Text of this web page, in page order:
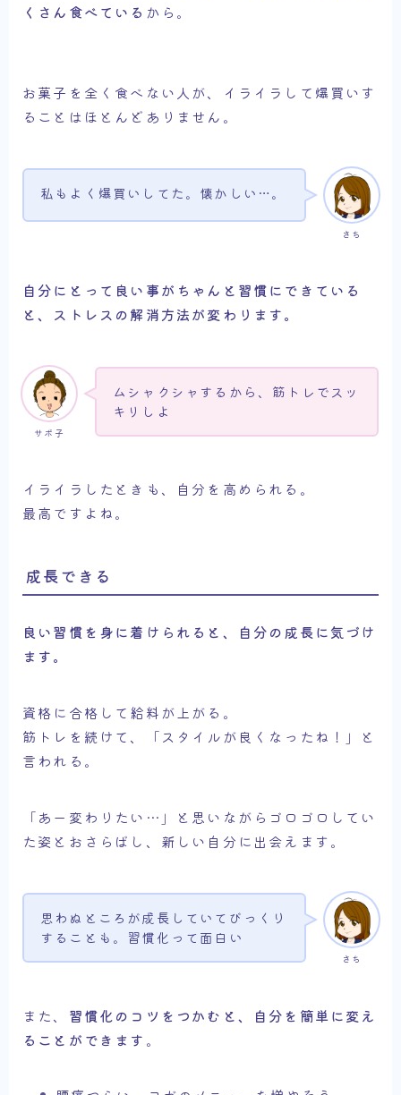
くさん食べている から。
お菓子を全く食べない人が、イライラして爆買いす
ることはほとんどありません。
さち
私もよく爆買いしてた。懐かしい…。
自分にとって良い事がちゃんと習慣にできている
と、ストレスの解消方法が変わります。
サボ子
ムシャクシャするから、筋トレでスッ
キリしよ
イライラしたときも、自分を高められる。
最高ですよね。
成長できる
良い習慣を身に着けられると、自分の成長に気づけ
ます。
資格に合格して給料が上がる。
筋トレを続けて、「スタイルが良くなったね！」と
言われる。
「あー変わりたい…」と思いながらゴロゴロしてい
た姿とおさらばし、新しい自分に出会えます。
さち
思わぬところが成長していてびっくり
することも。習慣化って面白い
また、 習慣化のコツをつかむと、自分を簡単に変え
ることができます 。